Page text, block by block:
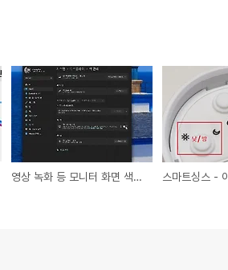
영상 녹화 등 모니터 화면 색상 이상현상 해결 - 색 관리